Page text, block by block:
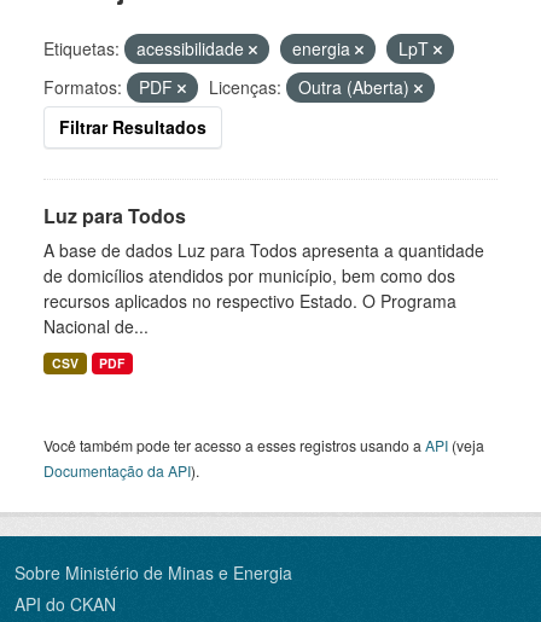
Etiquetas: acessibilidade energia
LpT
Formatos:
PDF Licenças:
Outra (Aberta)
Filtrar Resultados
Luz para Todos
A base de dados Luz para Todos apresenta a quantidade
de domicílios atendidos por município, bem como dos
recursos aplicados no respectivo Estado. O Programa
Nacional de...
CSV PDF
Você também pode ter acesso a esses registros usando a API (veja
Documentação da API).
Sobre Ministério de Minas e Energia
API do CKAN